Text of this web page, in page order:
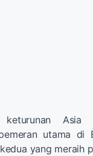
Asia
utama di
yang meraih